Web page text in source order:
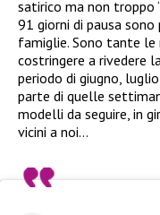
satirico ma non troppo
91 giorni di pausa
famiglie. Sono tante le
costringere a rivedere
periodo di giugno,
parte di quelle
modelli da seguire, in
vicini a noi…